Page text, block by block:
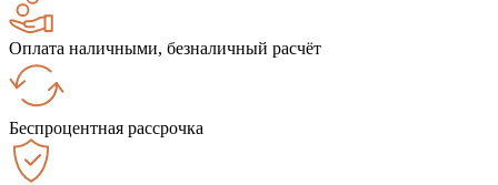
Оплата наличными, безналичный расчёт
Беспроцентная рассрочка